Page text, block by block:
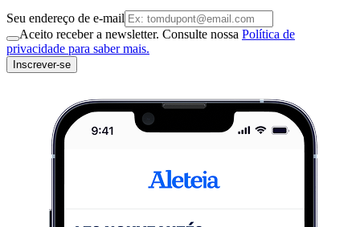
Seu endereço de e-mail
Aceito receber a newsletter. Consulte nossa Política de
privacidade para saber mais.
Inscrever-se